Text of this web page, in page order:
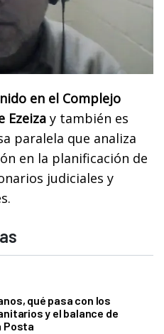
en el Complejo
Ezeiza y también es
paralela que analiza
en la planificación de
judiciales y
qué pasa con los
y el balance de
Posta